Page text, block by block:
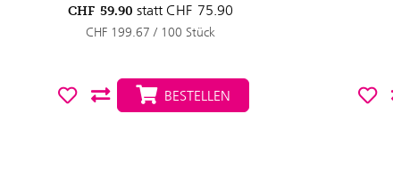
CHF 59.90 statt CHF 75.90
CHF 199.67 / 100 Stück
BESTELLEN